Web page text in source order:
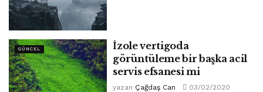
GÜNCEL
İzole vertigoda
görüntüleme bir başka acil
servis efsanesi mi
yazan Çağdaş Can 03/02/2020